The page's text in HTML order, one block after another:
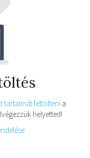
tartalmát feltöltenia
helyetted!